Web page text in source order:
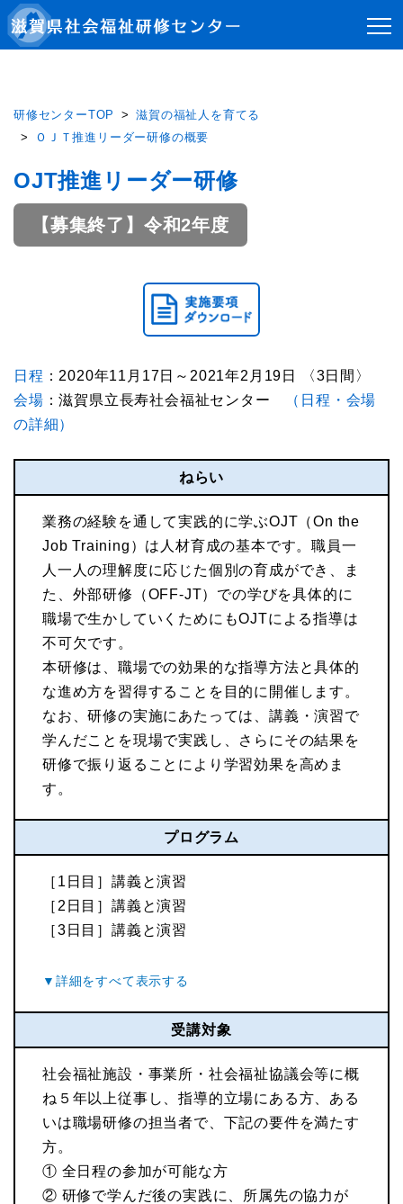
研修センターTOP
滋賀の福祉人を育てる
ＯＪＴ推進リーダー研修の概要
OJT推進リーダー研修
【募集終了】令和2年度
日程 ：2020年11月17日～2021年2月19日 〈3日間〉
会場 ：滋賀県立長寿社会福祉センター
（日程・会場
の詳細）
ねらい
業務の経験を通して実践的に学ぶOJT（On the
Job Training）は人材育成の基本です。職員一
人一人の理解度に応じた個別の育成ができ、ま
た、外部研修（OFF-JT）での学びを具体的に
職場で生かしていくためにもOJTによる指導は
不可欠です。
本研修は、職場での効果的な指導方法と具体的
な進め方を習得することを目的に開催します。
なお、研修の実施にあたっては、講義・演習で
学んだことを現場で実践し、さらにその結果を
研修で振り返ることにより学習効果を高めま
す。
プログラム
［1日目］講義と演習
［2日目］講義と演習
［3日目］講義と演習
受講対象
社会福祉施設・事業所・社会福祉協議会等に概
ね５年以上従事し、指導的立場にある方、ある
いは職場研修の担当者で、下記の要件を満たす
方。
① 全日程の参加が可能な方
② 研修で学んだ後の実践に、所属先の協力が